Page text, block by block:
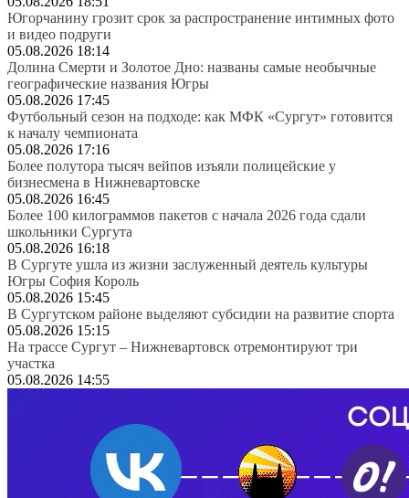
Югорчанину грозит срок за распространение интимных фото
и видео подруги
05.08.2026 18:14
Долина Смерти и Золотое Дно: названы самые необычные
географические названия Югры
05.08.2026 17:45
Футбольный сезон на подходе: как МФК «Сургут» готовится
к началу чемпионата
05.08.2026 17:16
Более полутора тысяч вейпов изъяли полицейские у
бизнесмена в Нижневартовске
05.08.2026 16:45
Более 100 килограммов пакетов с начала 2026 года сдали
школьники Сургута
05.08.2026 16:18
В Сургуте ушла из жизни заслуженный деятель культуры
Югры София Король
05.08.2026 15:45
В Сургутском районе выделяют субсидии на развитие спорта
05.08.2026 15:15
На трассе Сургут – Нижневартовск отремонтируют три
участка
05.08.2026 14:55